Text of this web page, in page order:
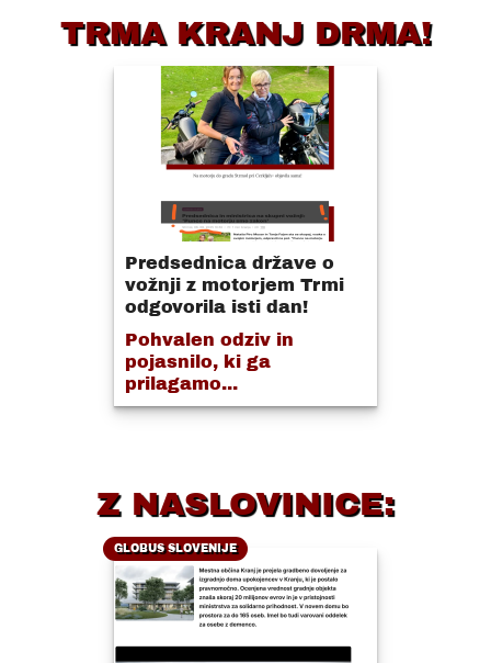
TRMA KRANJ DRMA!
Predsednica države o
vožnji z motorjem Trmi
odgovorila isti dan!
Pohvalen odziv in
pojasnilo, ki ga
prilagamo...
Z NASLOVINICE:
GLOBUS SLOVENIJE